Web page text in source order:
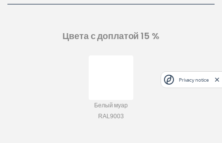
Цвета с доплатой 15 %
Белый муар
RAL9003
Privacy notice